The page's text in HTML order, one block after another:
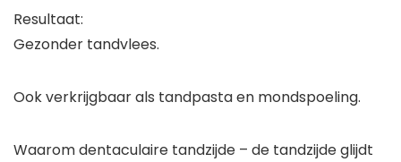
Resultaat:
Gezonder tandvlees.
Ook verkrijgbaar als tandpasta en mondspoeling.
Waarom dentaculaire tandzijde – de tandzijde glijdt